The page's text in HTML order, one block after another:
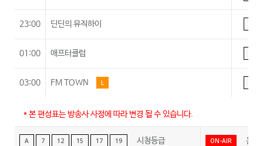
23:00 딘딘의 뮤직하이
01:00 애프터클럽
03:00 FM TOWN L
* 본 편성표는 방송사 사정에 따라 변경 될 수 있습니다.
A 7 12 15 17 19 시청등급 ON-AIR 온에